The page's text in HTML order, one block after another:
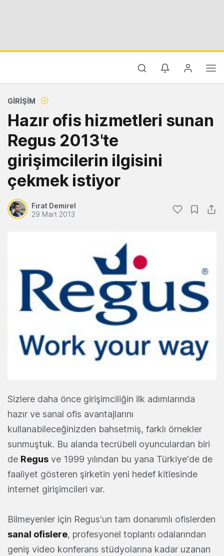
GIRIŞIM
Hazır ofis hizmetleri sunan
Regus 2013'te
girişimcilerin ilgisini
çekmek istiyor
Fırat Demirel
29 Mart 2013
Sizlere daha önce girişimciliğin ilk adımlarında
hazır ve sanal ofis avantajlarını
kullanabileceğinizden bahsetmiş, farklı örnekler
sunmuştuk. Bu alanda tecrübeli oyunculardan biri
de Regus ve 1999 yılından bu yana Türkiye'de de
faaliyet gösteren şirketin yeni hedef kitlesinde
internet girişimcileri var.
Bilmeyenler için Regus'un tam donanımlı ofislerden
sanal ofislere, profesyonel toplantı odalarından
geniş video konferans stüdyolarına kadar uzanan